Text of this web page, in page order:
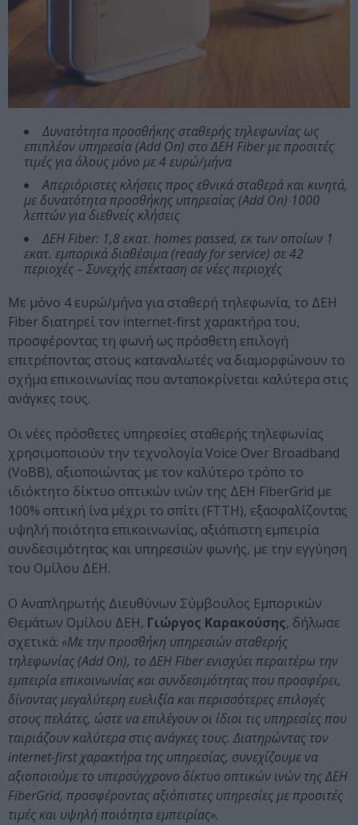
Δυνατότητα προσθήκης σταθερής τηλεφωνίας ως
επιπλέον υπηρεσία (Add On) στο ΔΕΗ Fiber με προσιτές
τιμές για όλους μόνο με 4 ευρώ/μήνα
Απεριόριστες κλήσεις προς εθνικά σταθερά και κινητά,
με δυνατότητα προσθήκης υπηρεσίας (Add On) 1000
λεπτών για διεθνείς κλήσεις
ΔΕΗ Fiber: 1,8 εκατ. homes passed, εκ των οποίων 1
εκατ. εμπορικά διαθέσιμα (ready for service) σε 42
περιοχές – Συνεχής επέκταση σε νέες περιοχές
Με μόνο 4 ευρώ/μήνα για σταθερή τηλεφωνία, το ΔΕΗ
Fiber διατηρεί τον internet-first χαρακτήρα του,
προσφέροντας τη φωνή ως πρόσθετη επιλογή
επιτρέποντας στους καταναλωτές να διαμορφώνουν το
σχήμα επικοινωνίας που ανταποκρίνεται καλύτερα στις
ανάγκες τους.
Οι νέες πρόσθετες υπηρεσίες σταθερής τηλεφωνίας
χρησιμοποιούν την τεχνολογία Voice Over Broadband
(VoBB), αξιοποιώντας με τον καλύτερο τρόπο το
ιδιόκτητο δίκτυο οπτικών ινών της ΔΕΗ FiberGrid με
100% οπτική ίνα μέχρι το σπίτι (FTTH), εξασφαλίζοντας
υψηλή ποιότητα επικοινωνίας, αξιόπιστη εμπειρία
συνδεσιμότητας και υπηρεσιών φωνής, με την εγγύηση
του Ομίλου ΔΕΗ.
O Αναπληρωτής Διευθύνων Σύμβουλος Εμπορικών
Θεμάτων Ομίλου ΔΕΗ, Γιώργος Καρακούσης, δήλωσε
σχετικά: «Με την προσθήκη υπηρεσιών σταθερής
τηλεφωνίας (Add On), το ΔΕΗ Fiber ενισχύει περαιτέρω την
εμπειρία επικοινωνίας και συνδεσιμότητας που προσφέρει,
δίνοντας μεγαλύτερη ευελιξία και περισσότερες επιλογές
στους πελάτες, ώστε να επιλέγουν οι ίδιοι τις υπηρεσίες που
ταιριάζουν καλύτερα στις ανάγκες τους. Διατηρώντας τον
internet-first χαρακτήρα της υπηρεσίας, συνεχίζουμε να
αξιοποιούμε το υπερσύγχρονο δίκτυο οπτικών ινών της ΔΕΗ
FiberGrid, προσφέροντας αξιόπιστες υπηρεσίες με προσιτές
τιμές και υψηλή ποιότητα εμπειρίας».